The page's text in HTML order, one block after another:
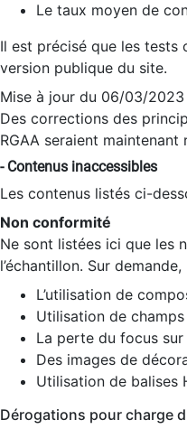
Le taux moyen de
Il est précisé que les tests
version publique du site.
Mise à jour du 06/03/2023
Des corrections des
RGAA seraient
- Contenus inaccessibles
Les contenus listés ci-
Non conformité
Ne sont listées ici que les
l’échantillon. Sur
L’utilisation de
Utilisation de
La perte du focus
Des images de
Utilisation de balises
Dérogations pour charge